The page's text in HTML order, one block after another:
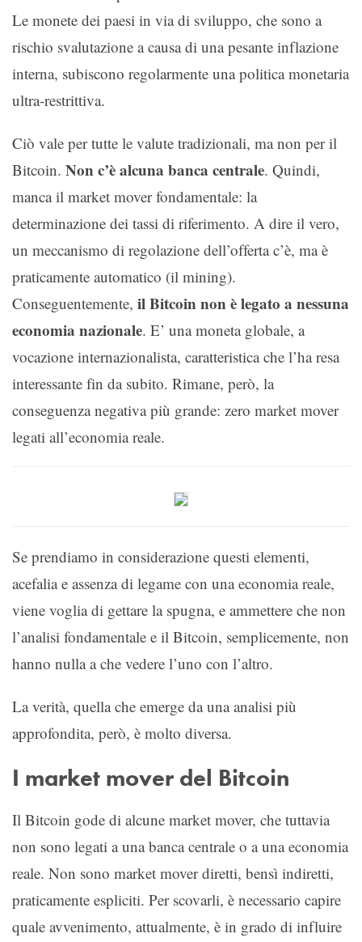
Le monete dei paesi in via di sviluppo, che sono a
rischio svalutazione a causa di una pesante inflazione
interna, subiscono regolarmente una politica monetaria
ultra-restrittiva.
Ciò vale per tutte le valute tradizionali, ma non per il
Bitcoin. Non c’è alcuna banca centrale. Quindi,
manca il market mover fondamentale: la
determinazione dei tassi di riferimento. A dire il vero,
un meccanismo di regolazione dell’offerta c’è, ma è
praticamente automatico (il mining).
Conseguentemente, il Bitcoin non è legato a nessuna
economia nazionale. E’ una moneta globale, a
vocazione internazionalista, caratteristica che l’ha resa
interessante fin da subito. Rimane, però, la
conseguenza negativa più grande: zero market mover
legati all’economia reale.
Se prendiamo in considerazione questi elementi,
acefalia e assenza di legame con una economia reale,
viene voglia di gettare la spugna, e ammettere che non
l’analisi fondamentale e il Bitcoin, semplicemente, non
hanno nulla a che vedere l’uno con l’altro.
La verità, quella che emerge da una analisi più
approfondita, però, è molto diversa.
I market mover del Bitcoin
Il Bitcoin gode di alcune market mover, che tuttavia
non sono legati a una banca centrale o a una economia
reale. Non sono market mover diretti, bensì indiretti,
praticamente espliciti. Per scovarli, è necessario capire
quale avvenimento, attualmente, è in grado di influire